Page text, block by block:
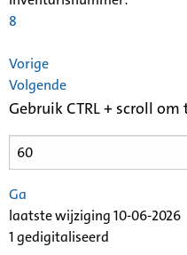
8
Vorige
Volgende
Gebruik CTRL + scroll
Ga
laatste wijziging 10-06-2026
1 gedigitaliseerd